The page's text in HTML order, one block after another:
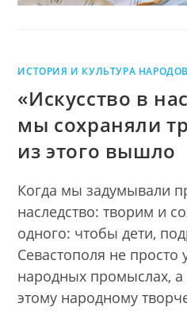
ИСТОРИЯ И КУЛЬТУРА
«Искусство в
мы сохраняли
из этого вышло
Когда мы задумывали
наследство: творим и
одного: чтобы дети,
Севастополя не просто
народных промыслах, а
этому народному